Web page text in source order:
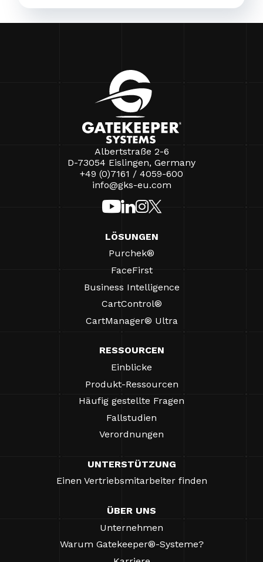
Albertstraße 2-6
D-73054 Eislingen, Germany
+49 (0)7161 / 4059-600
info@gks-eu.com
LÖSUNGEN
Purchek®
FaceFirst
Business Intelligence
CartControl®
CartManager® Ultra
RESSOURCEN
Einblicke
Produkt-Ressourcen
Häufig gestellte Fragen
Fallstudien
Verordnungen
UNTERSTÜTZUNG
Einen Vertriebsmitarbeiter finden
ÜBER UNS
Unternehmen
Warum Gatekeeper®-Systeme?